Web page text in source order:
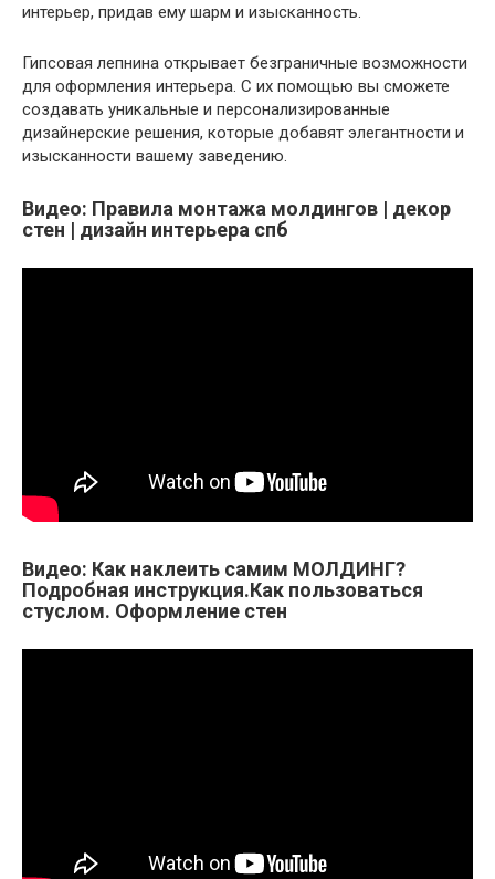
интерьер, придав ему шарм и изысканность.
Гипсовая лепнина открывает безграничные возможности
для оформления интерьера. С их помощью вы сможете
создавать уникальные и персонализированные
дизайнерские решения, которые добавят элегантности и
изысканности вашему заведению.
Видео: Правила монтажа молдингов | декор
стен | дизайн интерьера спб
Видео: Как наклеить самим МОЛДИНГ?
Подробная инструкция.Как пользоваться
стуслом. Оформление стен